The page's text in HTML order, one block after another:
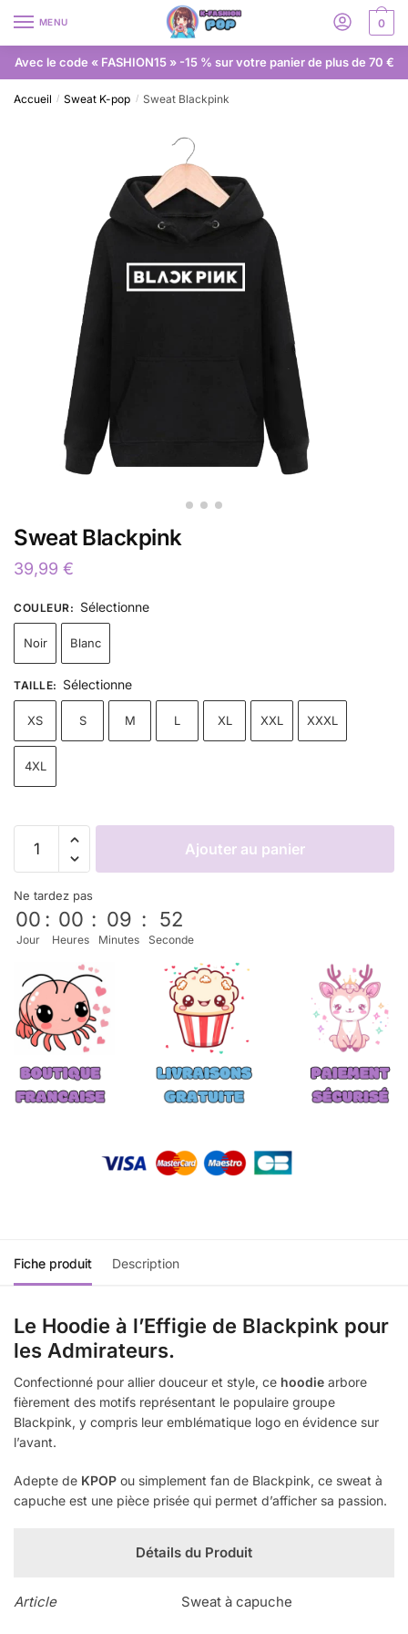
MENU 0
Avec le code « FASHION15 » -15 % sur votre panier de plus de 70 €
Accueil / Sweat K-pop / Sweat Blackpink
Sweat Blackpink
39,99 €
COULEUR: Sélectionne
Noir Blanc
TAILLE: Sélectionne
XS S M L XL XXL XXXL
4XL
Ajouter au panier
Ne tardez pas
00
Jour
: 00
Heures
: 09
Minutes
: 52
Seconde
Fiche produit Description
Le Hoodie à l’Effigie de Blackpink pour
les Admirateurs.
Confectionné pour allier douceur et style, ce hoodie arbore
fièrement des motifs représentant le populaire groupe
Blackpink, y compris leur emblématique logo en évidence sur
l’avant.
Adepte de KPOP ou simplement fan de Blackpink, ce sweat à
capuche est une pièce prisée qui permet d’afficher sa passion.
Détails du Produit
Article Sweat à capuche